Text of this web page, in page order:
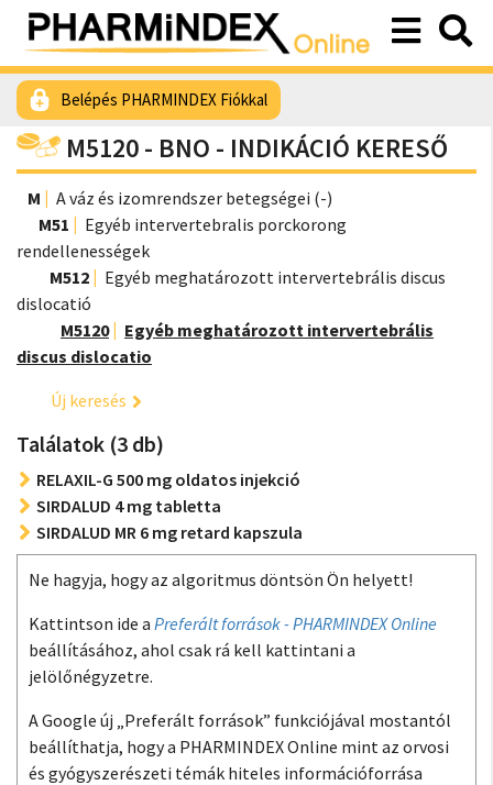
Belépés PHARMINDEX Fiókkal
M5120 - BNO - INDIKÁCIÓ KERESŐ
M
A váz és izomrendszer betegségei (-)
M51
Egyéb intervertebralis porckorong
rendellenességek
M512
Egyéb meghatározott intervertebrális discus
dislocatió
M5120
Egyéb meghatározott intervertebrális
discus dislocatio
Új keresés
Találatok (3 db)
RELAXIL-G 500 mg oldatos injekció
SIRDALUD 4 mg tabletta
SIRDALUD MR 6 mg retard kapszula
Ne hagyja, hogy az algoritmus döntsön Ön helyett!
Kattintson ide a Preferált források - PHARMINDEX Online
beállításához, ahol csak rá kell kattintani a
jelölőnégyzetre.
A Google új „Preferált források” funkciójával mostantól
beállíthatja, hogy a PHARMINDEX Online mint az orvosi
és gyógyszerészeti témák hiteles információforrása